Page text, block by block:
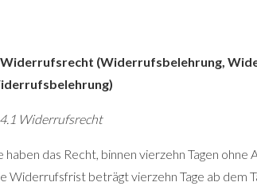
(Widerrufsbelehrung,
4.1 Widerrufsrecht
haben das Recht, binnen vierzehn Tagen
Widerrufsfrist beträgt vierzehn Tage ab dem